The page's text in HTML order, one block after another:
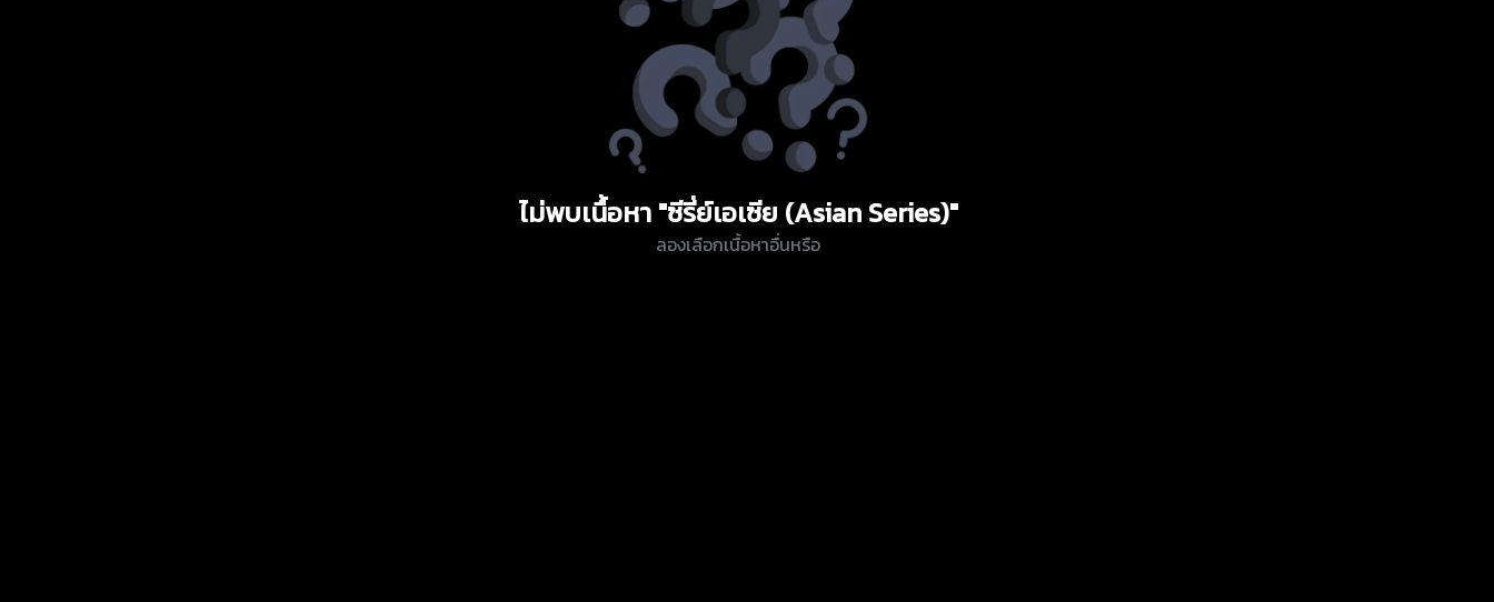
ไม่พบเนื้อหา "ซีรี่ย์เอเซีย (Asian Series)"
ลองเลือกเนื้อหาอื่นหรือ